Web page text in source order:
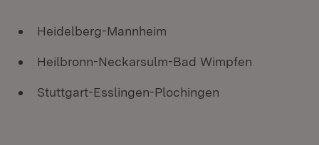
Heidelberg-Mannheim
Heilbronn-Neckarsulm-Bad Wimpfen
Stuttgart-Esslingen-Plochingen